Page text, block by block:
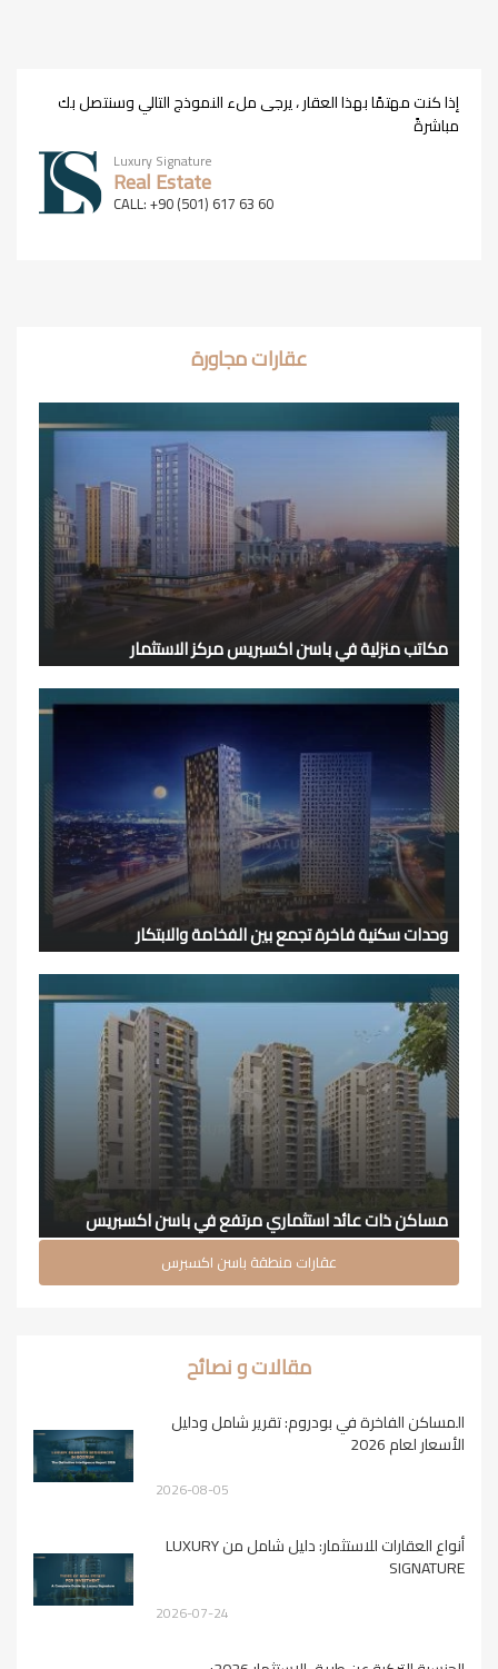
إذا كنت مهتمًا بهذا العقار ، يرجى ملء النموذج التالي وسنتصل بك
مباشرةً
Luxury Signature
Real Estate
CALL: +90 (501) 617 63 60
عقارات مجاورة
مكاتب منزلية في باسن اكسبريس مركز الاستثمار
وحدات سكنية فاخرة تجمع بين الفخامة والابتكار
مساكن ذات عائد استثماري مرتفع في باسن اكسبريس
عقارات منطقة باسن اكسبرس
مقالات و نصائح
المساكن الفاخرة في بودروم: تقرير شامل ودليل
الأسعار لعام 2026
2026-08-05
أنواع العقارات للاستثمار: دليل شامل من LUXURY
SIGNATURE
2026-07-24